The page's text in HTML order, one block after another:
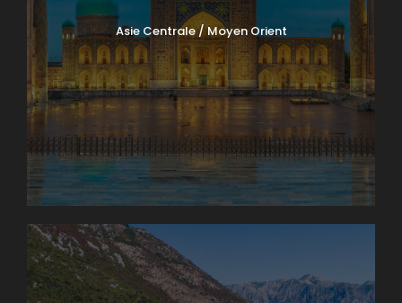
Asie Centrale / Moyen Orient